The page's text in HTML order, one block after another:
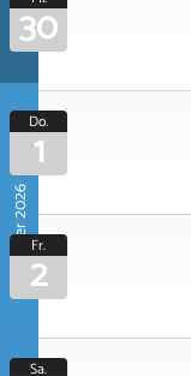
30
Oktober 2026
Do.
1
Fr.
2
Sa.